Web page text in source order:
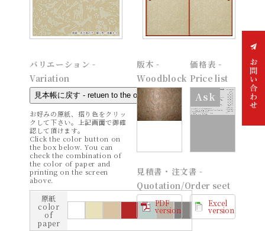
バリエーション -
Variation
お好みの原紙、摺り色をクリッ
クして下さい。上記画面で御確
認して頂けます。
Click the color button on
the box below. You can
check the combination of
the color of paper and
printing on the screen
above.
原紙
color
of
paper
版木 -
Woodblock
価格表 -
Price list
Ask
見積書・注文書 -
Quotation/Order seet
PDF
version
Excel
version
お問